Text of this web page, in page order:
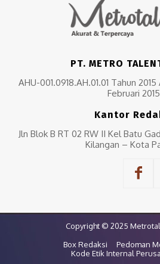
PT. METRO
AHU-001.0918.AH.01.01 Tahun
Februari 2015
Kantor
Jln Blok B RT 02 RW II Kel Batu
Kilangan – Kota
Copyright © 2025
Box Redaksi
Pedoman
Kode Etik Internal